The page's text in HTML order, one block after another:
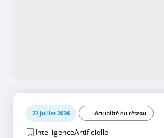
22 juillet 2026 Actualité du réseau
IntelligenceArtificielle